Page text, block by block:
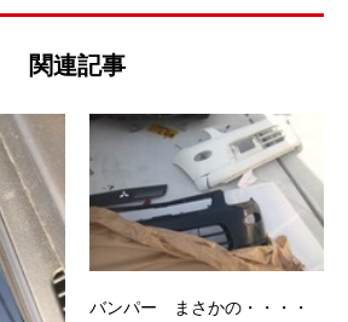
関連記事
バンパー まさかの・・・・